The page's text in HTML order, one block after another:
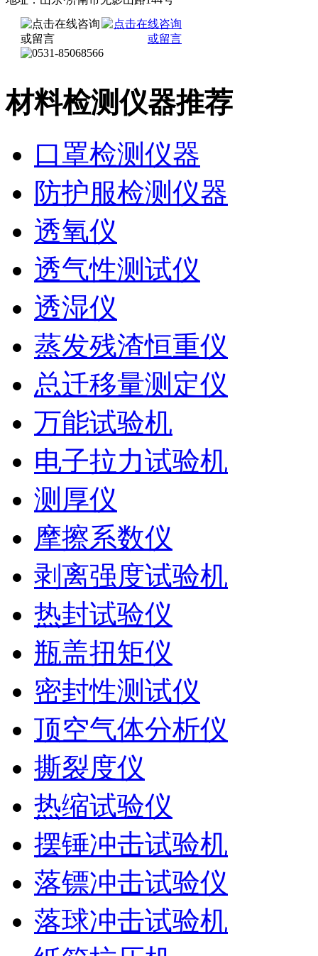
材料检测仪器推荐
口罩检测仪器
防护服检测仪器
透氧仪
透气性测试仪
透湿仪
蒸发残渣恒重仪
总迁移量测定仪
万能试验机
电子拉力试验机
测厚仪
摩擦系数仪
剥离强度试验机
热封试验仪
瓶盖扭矩仪
密封性测试仪
顶空气体分析仪
撕裂度仪
热缩试验仪
摆锤冲击试验机
落镖冲击试验仪
落球冲击试验机